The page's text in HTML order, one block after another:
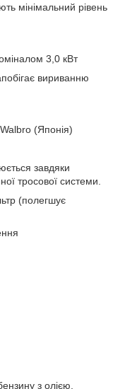
мінімальний рівень
3,0 кВт
вириванню
(Японія)
завдяки
тросової системи.
(полегшує
з олією,